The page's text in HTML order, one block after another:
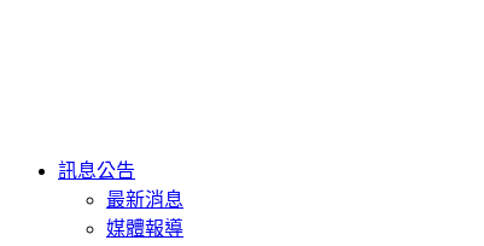
訊息公告
最新消息
媒體報導